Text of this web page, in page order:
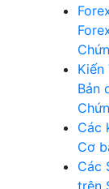
Kiến
Bản
Các
Cơ
Các
trên